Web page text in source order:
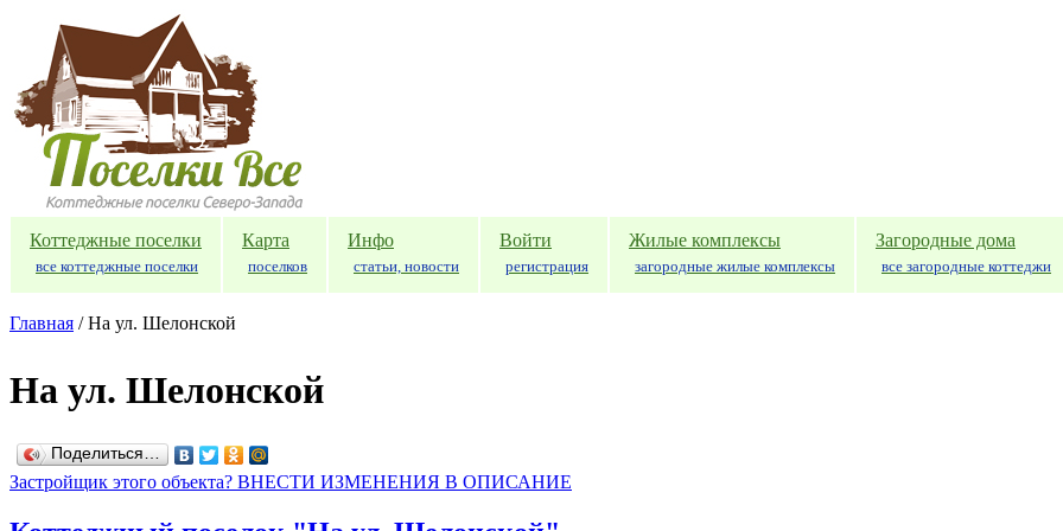
Перейти к основному содержанию
Коттеджные поселки
все коттеджные поселки
Карта
поселков
Инфо
статьи, новости
Войти
регистрация
Жилые комплексы
загородные жилые комплексы
Загородные дома
все загородные коттеджи
Главная /На ул. Шелонской
На ул. Шелонской
Поделиться…
Застройщик этого объекта? ВНЕСТИ ИЗМЕНЕНИЯ В ОПИСАНИЕ